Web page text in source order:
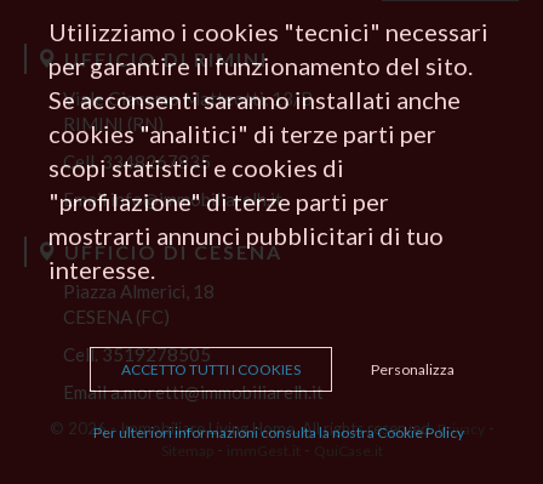
UFFICIO DI RIMINI
Viale Giacomo Matteotti, 13/B
RIMINI (RN)
Cell.3348267835
Emailinfo@immobiliarelh.it
UFFICIO DI CESENA
Piazza Almerici, 18
CESENA (FC)
Cell. 3519278505
Emaila.moretti@immobiliarelh.it
© 2026 - Immobiliare Living Home. All rights reserved.Privacy -
- -
Utilizziamo i cookies "tecnici" necessari
per garantire il funzionamento del sito.
Se acconsenti saranno installati anche
cookies "analitici" di terze parti per
scopi statistici e cookies di
"profilazione" di terze parti per
mostrarti annunci pubblicitari di tuo
interesse.
ACCETTO TUTTI I COOKIES Personalizza
Per ulteriori informazioni consulta la nostra Cookie Policy